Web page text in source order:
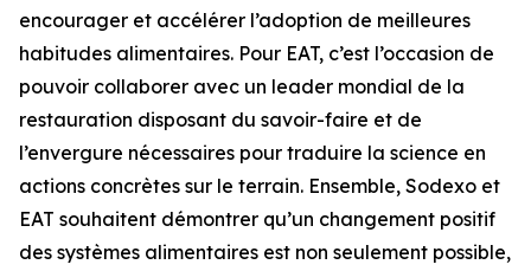
encourager et accélérer l’adoption de meilleures
habitudes alimentaires. Pour EAT, c’est l’occasion de
pouvoir collaborer avec un leader mondial de la
restauration disposant du savoir-faire et de
l’envergure nécessaires pour traduire la science en
actions concrètes sur le terrain. Ensemble, Sodexo et
EAT souhaitent démontrer qu’un changement positif
des systèmes alimentaires est non seulement possible,